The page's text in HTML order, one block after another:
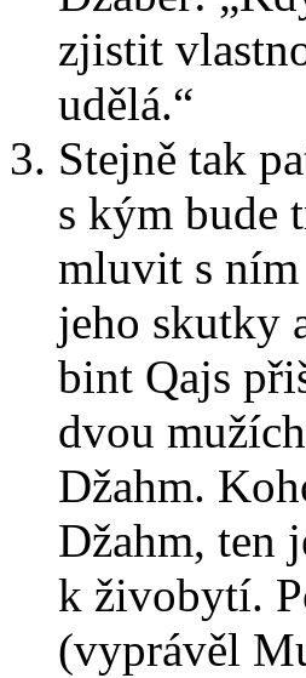
zjistit
udělá.“
Stejně tak
s kým bude
mluvit s ním
jeho skutky
bint Qajs
dvou
Džahm.
Džahm, ten
k živobytí.
(vyprávěl